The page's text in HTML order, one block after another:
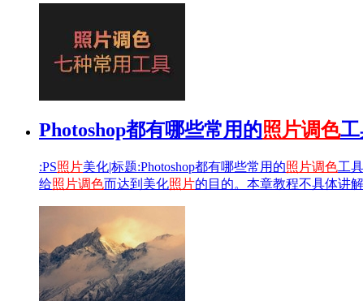
Photoshop都有哪些常用的照片调色
:PS照片美化|标题:Photoshop都有哪些常用的照片调色工
给照片调色而达到美化照片的目的。本章教程不具体讲